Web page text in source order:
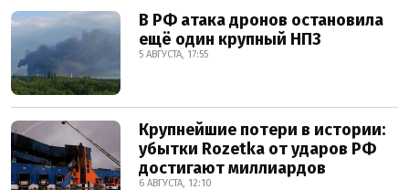
В РФ атака дронов остановила
ещё один крупный НПЗ
5 АВГУСТА, 17:55
Крупнейшие потери в истории:
убытки Rozetka от ударов РФ
достигают миллиардов
6 АВГУСТА, 12:10